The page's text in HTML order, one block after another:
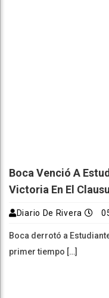
Boca Venció A
Victoria En El
Diario De Rivera
Boca derrotó a
primer tiempo […]